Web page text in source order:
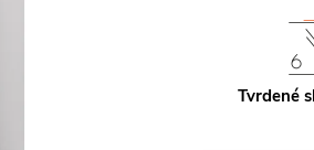
Tvrdené